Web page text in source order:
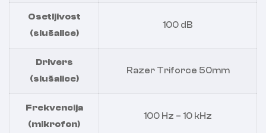
Osetljivost
(slušalice)
100 dB
Drivers
(slušalice)
Razer Triforce 50mm
Frekvencija
(mikrofon)
100 Hz – 10 kHz